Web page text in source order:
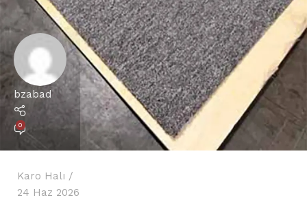
bzabad
0
Karo Halı
24 Haz 2026